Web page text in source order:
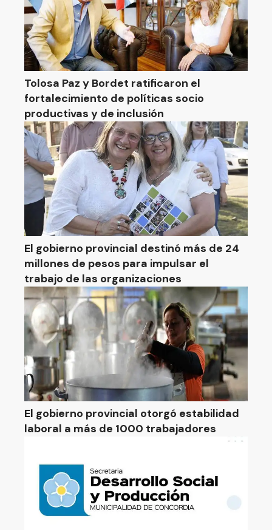
Tolosa Paz y Bordet ratificaron el
fortalecimiento de políticas socio
productivas y de inclusión
El gobierno provincial destinó más de 24
millones de pesos para impulsar el
trabajo de las organizaciones
El gobierno provincial otorgó estabilidad
laboral a más de 1000 trabajadores